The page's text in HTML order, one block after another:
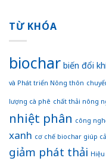
2050”:
Nền
tảng
Việt
nền
nông
than
học
sinh
mở
mới
tín
chỉ
TỪ KHÓA
biochar biến đổi
và Phát triển Nông thôn
lượng cà phê chất thải nông
nhiệt phân công
xanh cơ chế biochar giúp
giảm phát thải